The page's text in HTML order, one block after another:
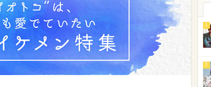
1
2